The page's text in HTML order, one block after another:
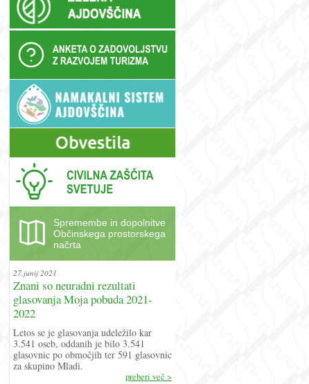
Spremembe in dopolnitve
Občinskega prostorskega
načrta
27.junij 2021
Znani so neuradni rezultati
glasovanja Moja pobuda 2021-
2022
Letos se je glasovanja udeležilo kar
3.541 oseb, oddanih je bilo 3.541
glasovnic po območjih ter 591 glasovnic
za skupino Mladi.
preberi več >